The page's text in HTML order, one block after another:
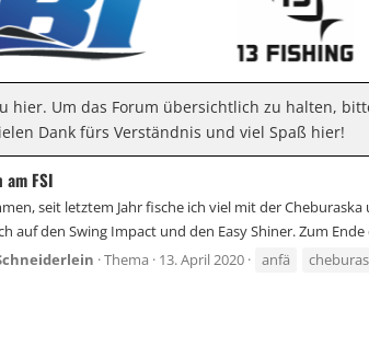
hier. Um das Forum übersichtlich zu halten,
Dank fürs Verständnis und viel Spaß hier!
am FSI
seit letztem Jahr fische ich viel mit der
auf den Swing Impact und den Easy Shiner. Zum Ende
Thema 13. April 2020 anfä